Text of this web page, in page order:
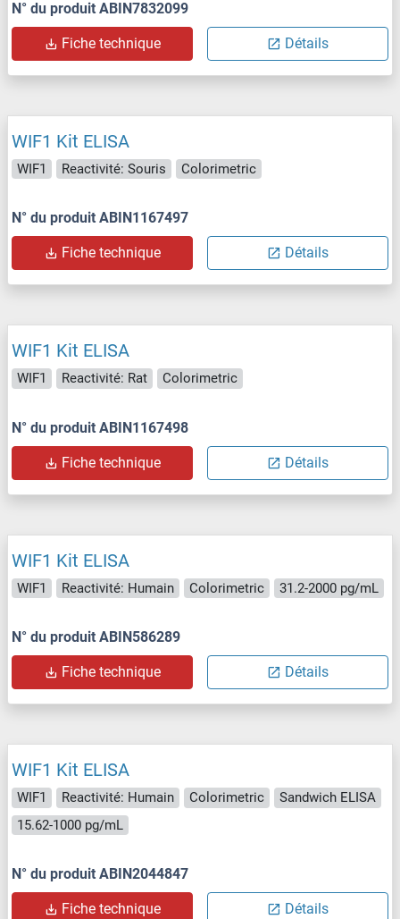
N° du produit ABIN7832099
Fiche technique Détails
WIF1 Kit ELISA
WIF1 Reactivité: Souris Colorimetric
N° du produit ABIN1167497
Fiche technique Détails
WIF1 Kit ELISA
WIF1 Reactivité: Rat Colorimetric
N° du produit ABIN1167498
Fiche technique Détails
WIF1 Kit ELISA
WIF1 Reactivité: Humain Colorimetric 31.2-2000 pg/mL
N° du produit ABIN586289
Fiche technique Détails
WIF1 Kit ELISA
WIF1 Reactivité: Humain Colorimetric
Sandwich ELISA
15.62-1000 pg/mL
N° du produit ABIN2044847
Fiche technique Détails